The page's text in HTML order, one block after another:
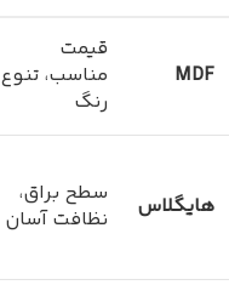
MDF
قیمت
مناسب، تنوع
رنگ
هایگلاس
سطح براق،
نظافت آسان